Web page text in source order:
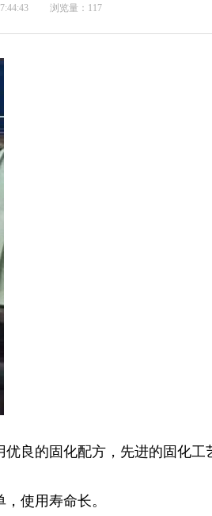
17:44:43 浏览量：117
良的固化配方，先进的固化
使用寿命长。